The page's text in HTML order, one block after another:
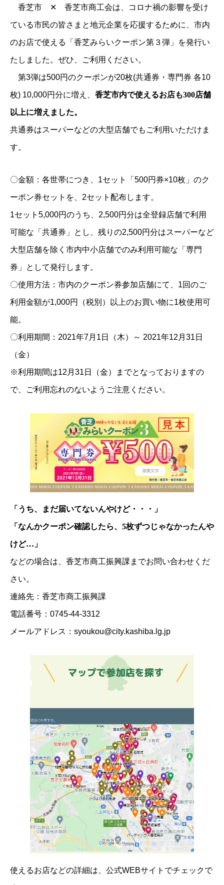
香芝市 ✕ 香芝市商工会は、コロナ禍の影響を受け
ている市民の皆さまと地元企業を応援するために、市内
のお店で使える「香芝みらいクーポン第３弾」を発行い
たしました。ぜひ、ご利用ください。
第3弾は500円のクーポンが20枚(共通券・専門券 各10
枚) 10,000円分に増え、 香芝市内で使えるお店も300店舗
以上に増えました。
共通券はスーパーなどの大型店舗でもご利用いただけま
す。
〇金額：各世帯につき、1セット「500円券×10枚」のク
ーポン券セットを、2セット配布します。
1セット5,000円のうち、2,500円分は全登録店舗で利用
可能な「共通券」とし、残りの2,500円分はスーパーなど
大型店舗を除く市内中小店舗でのみ利用可能な「専門
券」として発行します。
〇使用方法：市内のクーポン券参加店舗にて、1回のご
利用金額が1,000円（税別）以上のお買い物に1枚使用可
能。
〇利用期間：2021年7月1日（木）～ 2021年12月31日
（金）
※利用期間は12月31日（金）までとなっておりますの
で、ご利用忘れのないようご注意ください。
「うち、まだ届いてないんやけど・・・」
「なんかクーポン確認したら、5枚ずつじゃなかったんや
けど…」
などの場合は、香芝市商工振興課までお問い合わせくだ
さい。
連絡先：香芝市商工振興課
電話番号：0745-44-3312
メールアドレス：syoukou@city.kashiba.lg.jp
使えるお店などの詳細は、公式WEBサイトでチェックで